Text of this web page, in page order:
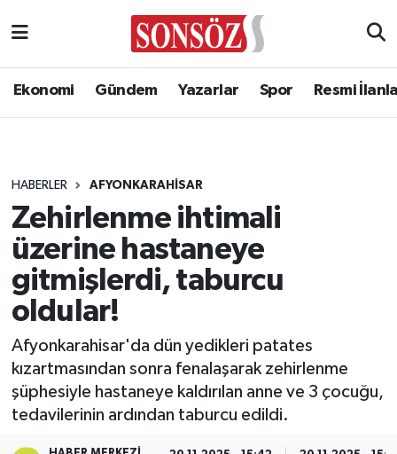
Ekonomi Gündem Yazarlar Spor Resmi
HABERLER AFYONKARAHISAR
Zehirlenme ihtimali
üzerine hastaneye
gitmişlerdi, taburcu
oldular!
Afyonkarahisar'da dün yedikleri patates
kızartmasından sonra fenalaşarak zehirlenme
şüphesiyle hastaneye kaldırılan anne ve 3 çocuğu,
tedavilerinin ardından taburcu edildi.